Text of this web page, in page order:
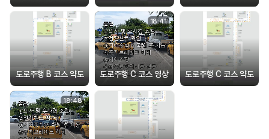
도로주행 B 코스 약도
18:41
도로주행 C 코스 영상 도로주행 C 코스 약도
18:48